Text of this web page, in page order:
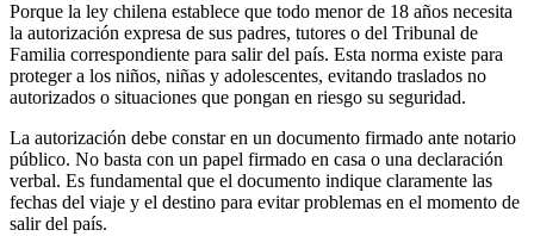
Porque la ley chilena establece que todo menor de 18 años necesita
la autorización expresa de sus padres, tutores o del Tribunal de
Familia correspondiente para salir del país. Esta norma existe para
proteger a los niños, niñas y adolescentes, evitando traslados no
autorizados o situaciones que pongan en riesgo su seguridad.
La autorización debe constar en un documento firmado ante notario
público. No basta con un papel firmado en casa o una declaración
verbal. Es fundamental que el documento indique claramente las
fechas del viaje y el destino para evitar problemas en el momento de
salir del país.